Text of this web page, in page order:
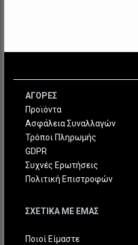
ΑΓΟΡΕΣ
Προϊόντα
Ασφάλεια Συναλλαγών
Τρόποι Πληρωμής
GDPR
Συχνές Ερωτήσεις
Πολιτική Επιστροφών
ΣΧΕΤΙΚΑ ΜΕ ΕΜΑΣ
Ποιοί Είμαστε